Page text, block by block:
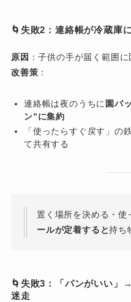
🌀失敗2：連絡帳が冷蔵庫
原因 ：子供の手が届く範囲
改善策 ：
連絡帳は夜のうちに 園バ
ン”に集約
「使ったらすぐ戻す」の
て共有する
置く場所を決める・使
ールが定着すると持ち
🌀失敗3：「パンがいい」
迷走